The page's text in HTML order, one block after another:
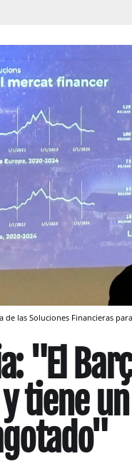
las Soluciones Financieras
"El
tiene